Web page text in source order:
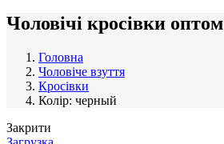
Чоловічі кросівки оптом
Головна
Чоловіче взуття
Кросівки
Колір: черный
Закрити